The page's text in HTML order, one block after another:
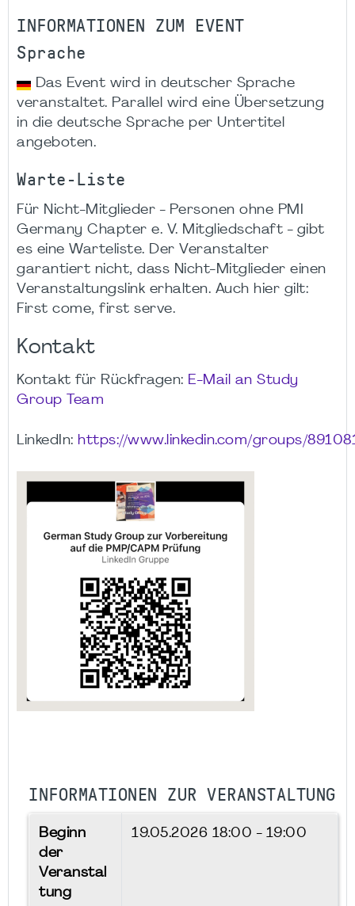
INFORMATIONEN ZUM EVENT
Sprache
Das Event wird in deutscher Sprache
veranstaltet. Parallel wird eine Übersetzung
in die deutsche Sprache per Untertitel
angeboten.
Warte-Liste
Für Nicht-Mitglieder - Personen ohne PMI
Germany Chapter e. V. Mitgliedschaft - gibt
es eine Warteliste. Der Veranstalter
garantiert nicht, dass Nicht-Mitglieder einen
Veranstaltungslink erhalten. Auch hier gilt:
First come, first serve.
Kontakt
Kontakt für Rückfragen: E-Mail an Study
Group Team
LinkedIn: https://www.linkedin.com/groups/
INFORMATIONEN ZUR VERANSTALTUNG
Beginn
der
Veranstal
tung
19.05.2026 18:00 - 19:00